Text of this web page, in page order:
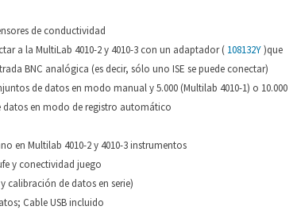
de conductividad
a la MultiLab 4010-2 y 4010-3 con un adaptador ( 108132Y)que
BNC analógica (es decir, sólo uno ISE se puede conectar)
de datos en modo manual y 5.000 (Multilab 4010-1) o 10.000
datos en modo de registro automático
en Multilab 4010-2 y 4010-3 instrumentos
y conectividad juego
calibración de datos en serie)
Cable USB incluido